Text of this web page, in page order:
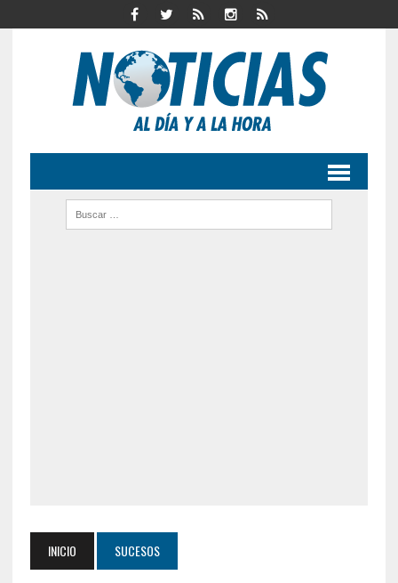
INICIO SUCESOS